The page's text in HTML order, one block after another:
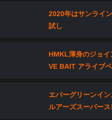
2020年はサンライ
試し
HMKL渾身のジョ
VE BAIT アライブベ
エバーグリーンイ
ルアーズスーパー